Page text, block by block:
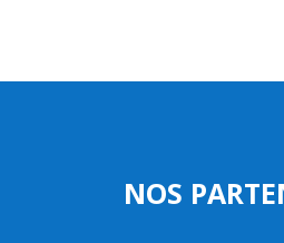
NOS